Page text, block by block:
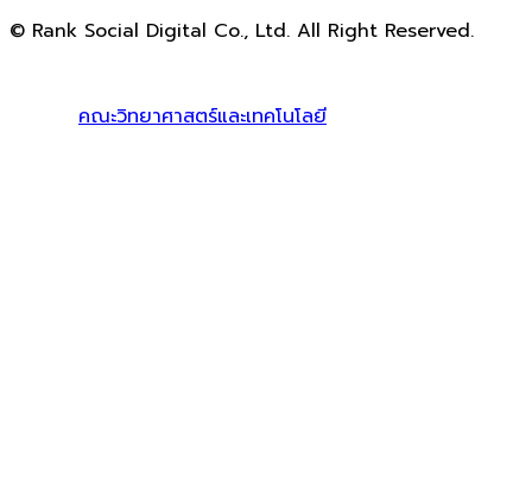
© Rank Social Digital Co., Ltd. All Right Reserved.
คณะวิทยาศาสตร์และเทคโนโลยี